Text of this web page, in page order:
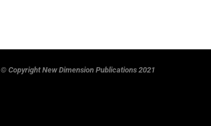
© Copyright New Dimension Publications 2021